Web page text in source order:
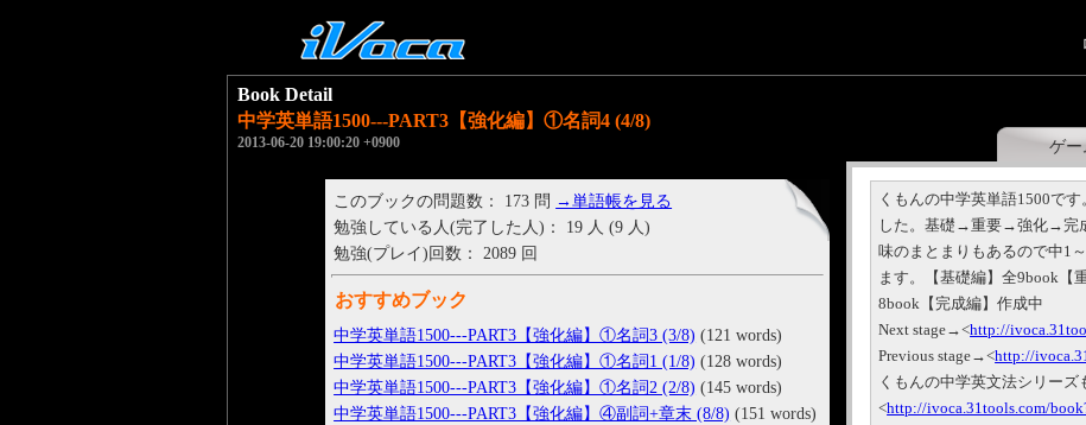
ゲー
Book Detail
中学英単語1500---PART3【強化編】①名詞4 (4/8)
2013-06-20 19:00:20 +0900
くもんの中学英単語1500で
した。基礎→重要→強化→完
味のまとまりもあるので中1
ます。【基礎編】全9book【
8book【完成編】作成中
Next stage→<http://
Previous stage→<http://
くもんの中学英文法シリーズ
<http://ivoca.31tools.com/
このブックの問題数： 173 問 →単語帳を見る
勉強している人(完了した人)： 19 人 (9 人)
勉強(プレイ)回数： 2089 回
おすすめブック
中学英単語1500---PART3【強化編】①名詞3 (3/8) (121 words)
中学英単語1500---PART3【強化編】①名詞1 (1/8) (128 words)
中学英単語1500---PART3【強化編】①名詞2 (2/8) (145 words)
中学英単語1500---PART3【強化編】④副詞+章末 (8/8) (151 words)